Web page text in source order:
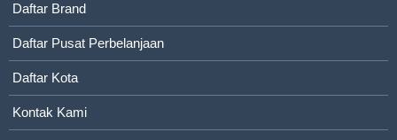
Daftar Brand
Daftar Pusat Perbelanjaan
Daftar Kota
Kontak Kami